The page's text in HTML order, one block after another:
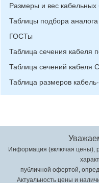
Размеры и вес кабельных
Таблицы подбора аналога
ГОСТы
Таблица сечения кабеля
Таблица сечений кабеля
Таблица размеров
Информация (включая цены),
публичной офертой,
Актуальность цены и